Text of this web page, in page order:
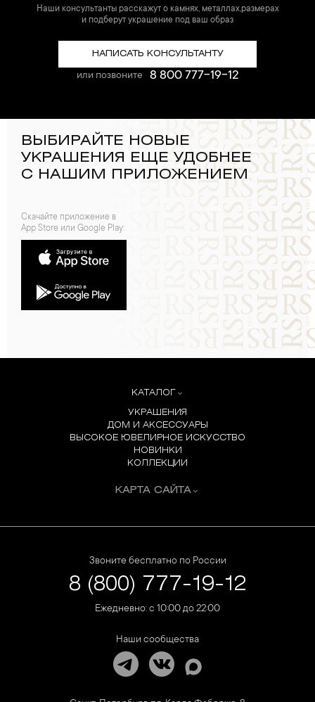
Наши консультанты расскажут о камнях, металлах,размерах
и подберут украшение под ваш образ
НАПИСАТЬ КОНСУЛЬТАНТУ
или позвоните 8 800 777-19-12
ВЫБИРАЙТЕ НОВЫЕ
УКРАШЕНИЯ ЕЩЕ УДОБНЕЕ
С НАШИМ ПРИЛОЖЕНИЕМ
Скачайте приложение в
App Store или Google Play:
КАТАЛОГ
УКРАШЕНИЯ
ДОМ И АКСЕССУАРЫ
ВЫСОКОЕ ЮВЕЛИРНОЕ ИСКУССТВО
НОВИНКИ
КОЛЛЕКЦИИ
КАРТА САЙТА
Звоните бесплатно по России
8 (800) 777-19-12
Ежедневно: с 10:00 до 22:00
Наши сообщества